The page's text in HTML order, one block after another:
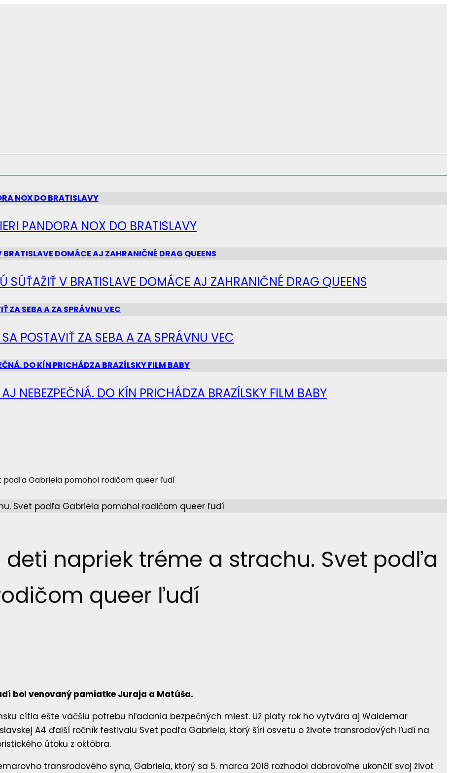
PANDORA NOX DO BRATISLAVY
SÚŤAŽIŤ V BRATISLAVE DOMÁCE AJ ZAHRANIČNÉ DRAG QUEENS
POSTAVIŤ ZA SEBA A ZA SPRÁVNU VEC
NEBEZPEČNÁ. DO KÍN PRICHÁDZA BRAZÍLSKY FILM BABY
podľa Gabriela pomohol rodičom queer ľudí
deti napriek tréme a strachu. Svet podľa
queer ľudí
bol venovaný pamiatke Juraja a Matúša.
cítia ešte väčšiu potrebu hľadania bezpečných miest. Už piaty rok ho vytvára aj Waldemar
A4 ďalší ročník festivalu Svet podľa Gabriela, ktorý šíri osvetu o živote transrodových ľudí na
útoku z októbra.
transrodového syna, Gabriela, ktorý sa 5. marca 2018 rozhodol dobrovoľne ukončiť svoj život